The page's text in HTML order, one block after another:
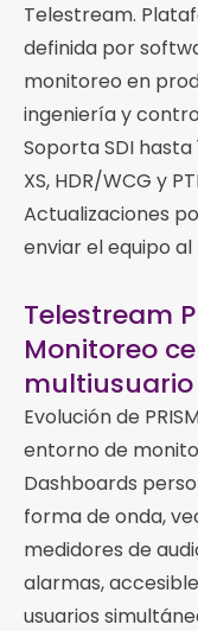
Telestream.
definida por
monitoreo en
ingeniería y
Soporta SDI hasta
XS, HDR/WCG y
Actualizaciones
enviar el equipo
Telestream
Monitoreo
multiusuario
Evolución de
entorno de
Dashboards
forma de onda,
medidores de
alarmas,
usuarios